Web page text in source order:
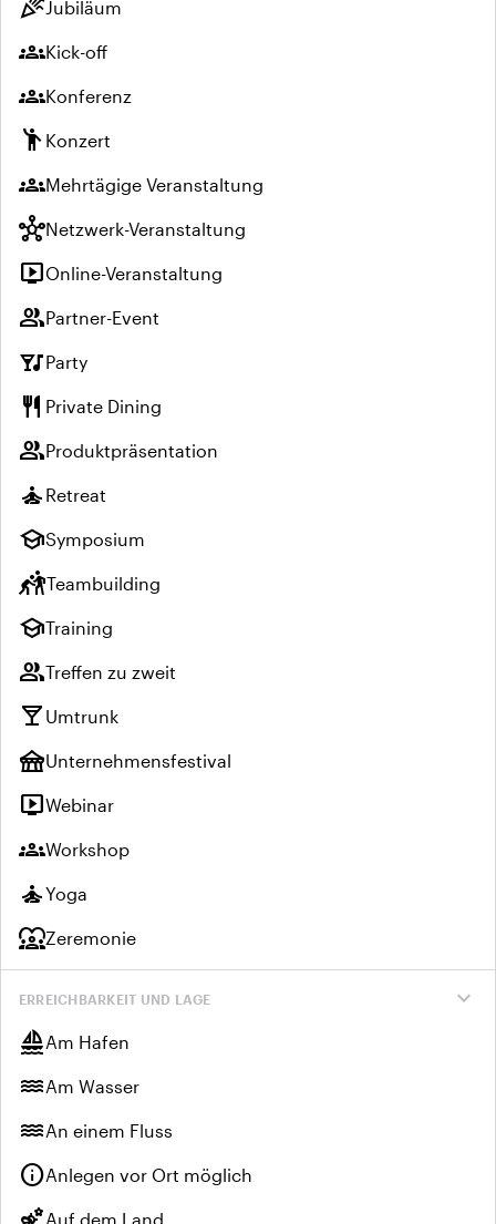
celebrationJubiläum
groupsKick-off
groupsKonferenz
emoji_people Konzert
groupsMehrtägige Veranstaltung
hubNetzwerk-Veranstaltung
live_tvOnline-Veranstaltung
groupPartner-Event
nightlifeParty
restaurant Private Dining
groupProduktpräsentation
self_improvement Retreat
schoolSymposium
sports_kabaddiTeambuilding
schoolTraining
groupTreffen zu zweit
local_bar Umtrunk
festivalUnternehmensfestival
live_tvWebinar
groupsWorkshop
self_improvementYoga
diversity_1Zeremonie
expand_more
ERREICHBARKEIT UND LAGE
sailingAm Hafen
waterAm Wasser
waterAn einem Fluss
infoAnlegen vor Ort möglich
Auf dem Land